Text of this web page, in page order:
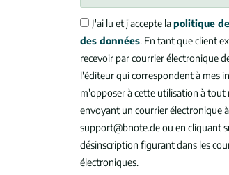
J'ai lu et j'accepte lapolitique
des données. En tant que client
recevoir par courrier électronique
l'éditeur qui correspondent à mes
m'opposer à cette utilisation à tout
envoyant un courrier électronique à
support@bnote.de ou en cliquant
désinscription figurant dans les
électroniques.